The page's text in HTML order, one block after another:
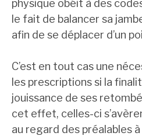
physique obéit à des
le fait de balancer sa
afin de se déplacer d’un
C’est en tout cas une
les prescriptions si la
jouissance de ses
cet effet, celles-ci
au regard des préalables